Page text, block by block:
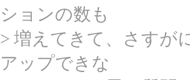
ションの数も
> 増えてきて、さすが
アップできな